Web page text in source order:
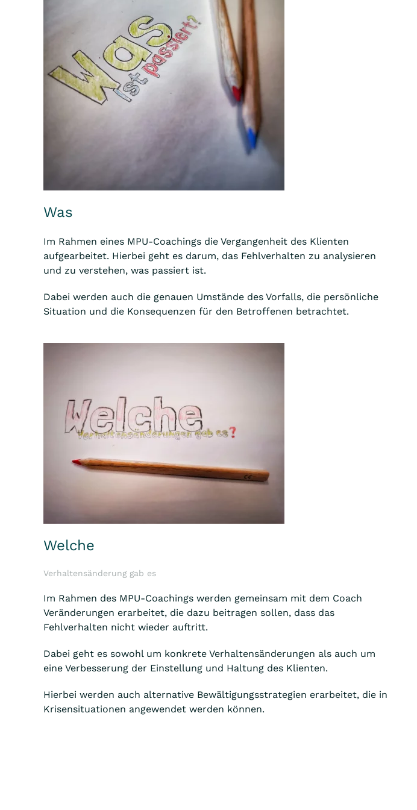
Was
Im Rahmen eines MPU-Coachings die Vergangenheit des Klienten
aufgearbeitet. Hierbei geht es darum, das Fehlverhalten zu analysieren
und zu verstehen, was passiert ist.
Dabei werden auch die genauen Umstände des Vorfalls, die persönliche
Situation und die Konsequenzen für den Betroffenen betrachtet.
Welche
Verhaltensänderung gab es
Im Rahmen des MPU-Coachings werden gemeinsam mit dem Coach
Veränderungen erarbeitet, die dazu beitragen sollen, dass das
Fehlverhalten nicht wieder auftritt.
Dabei geht es sowohl um konkrete Verhaltensänderungen als auch um
eine Verbesserung der Einstellung und Haltung des Klienten.
Hierbei werden auch alternative Bewältigungsstrategien erarbeitet, die in
Krisensituationen angewendet werden können.